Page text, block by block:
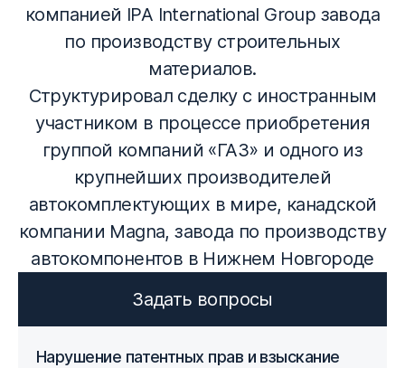
компанией IPA International Group завода
по производству строительных
материалов.
Структурировал сделку с иностранным
участником в процессе приобретения
группой компаний «ГАЗ» и одного из
крупнейших производителей
автокомплектующих в мире, канадской
компании Magna, завода по производству
автокомпонентов в Нижнем Новгороде
Задать вопросы
Нарушение патентных прав и взыскание